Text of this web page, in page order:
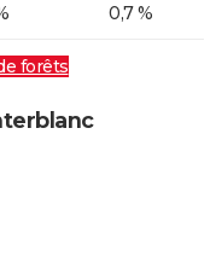
0,7 %
forêts